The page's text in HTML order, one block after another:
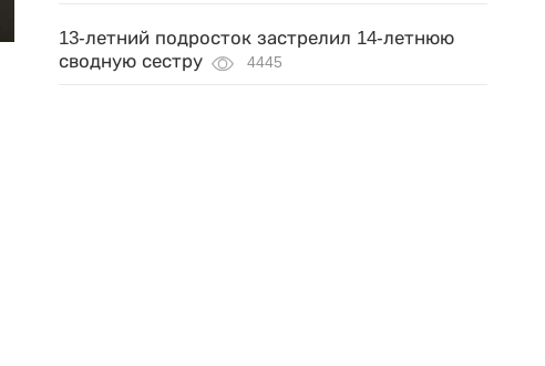
13-летний подросток застрелил 14-летнюю
сводную сестру
4445